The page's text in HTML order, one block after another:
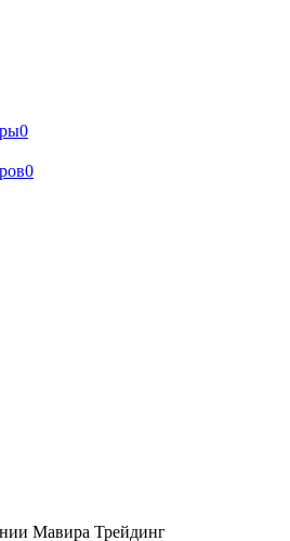
0
0
Мавира Трейдинг